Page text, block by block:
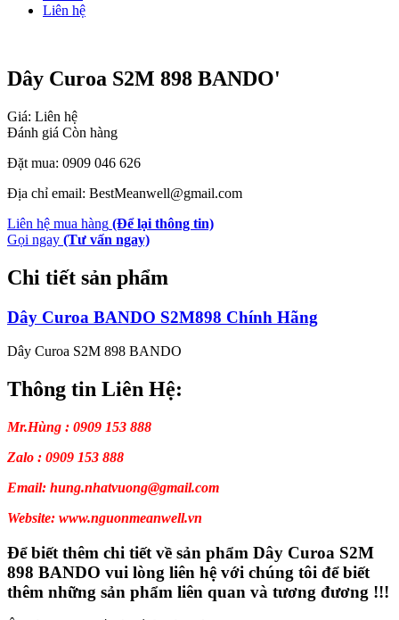
Liên hệ
Dây Curoa S2M 898 BANDO'
Giá: Liên hệ
Đánh giá Còn hàng
Đặt mua: 0909 046 626
Địa chỉ email: BestMeanwell@gmail.com
Liên hệ mua hàng (Để lại thông tin)
Gọi ngay (Tư vấn ngay)
Chi tiết sản phẩm
Dây Curoa BANDO S2M898 Chính Hãng
Dây Curoa S2M 898 BANDO
Thông tin Liên Hệ:
Mr.Hùng : 0909 153 888
Zalo : 0909 153 888
Email: hung.nhatvuong@gmail.com
Website: www.nguonmeanwell.vn
Để biết thêm chi tiết về sản phẩm Dây Curoa S2M
898 BANDO vui lòng liên hệ với chúng tôi để biết
thêm những sản phẩm liên quan và tương đương !!!